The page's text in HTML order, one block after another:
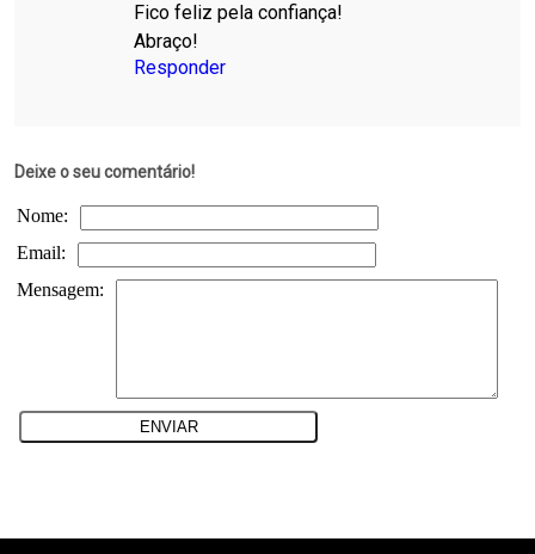
Fico feliz pela confiança!
Abraço!
Responder
Deixe o seu comentário!
Nome:
Email:
Mensagem: